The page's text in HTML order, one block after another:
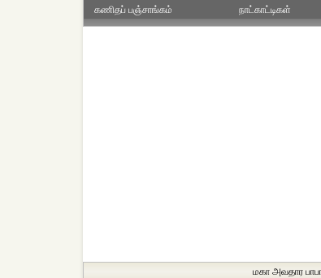
கணிதப் பஞ்சாங்கம்
நாட்காட்டிகள்
மகா அவதார